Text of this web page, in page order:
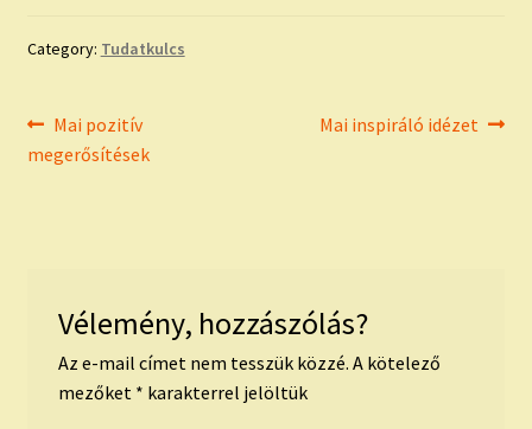
Category: Tudatkulcs
Bejegyzés
navigáció
Previous
post:
Mai pozitív
megerősítések
Next
Mai inspiráló idézet
Vélemény, hozzászólás?
Az e-mail címet nem tesszük közzé. A kötelező
mezőket * karakterrel jelöltük